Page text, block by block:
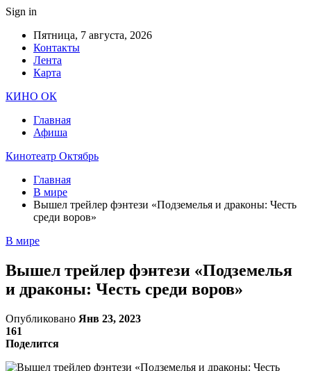
Sign in
Пятница, 7 августа, 2026
Контакты
Лента
Карта
КИНО ОК
Главная
Афиша
Кинотеатр Октябрь
Главная
В мире
Вышел трейлер фэнтези «Подземелья и драконы: Честь
среди воров»
В мире
Вышел трейлер фэнтези «Подземелья
и драконы: Честь среди воров»
Опубликовано Янв 23, 2023
161
Поделится